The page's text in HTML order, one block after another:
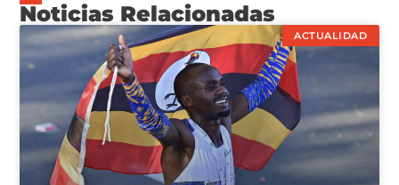
Noticias Relacionadas
ACTUALIDAD